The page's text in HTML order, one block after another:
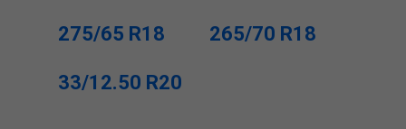
275/65 R18 265/70 R18
33/12.50 R20